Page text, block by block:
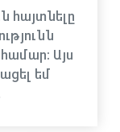
հայտնելը
Այս
եմ